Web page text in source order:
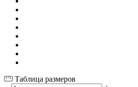
Таблица размеров